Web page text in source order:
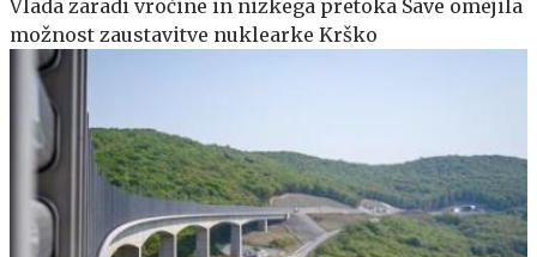
Vlada zaradi vročine in nizkega pretoka Save omejila
možnost zaustavitve nuklearke Krško